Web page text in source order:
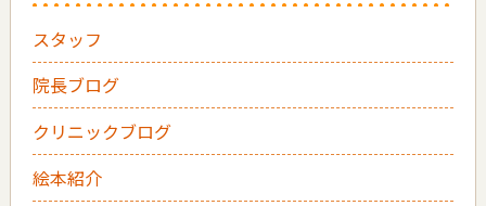
スタッフ
院長ブログ
クリニックブログ
絵本紹介